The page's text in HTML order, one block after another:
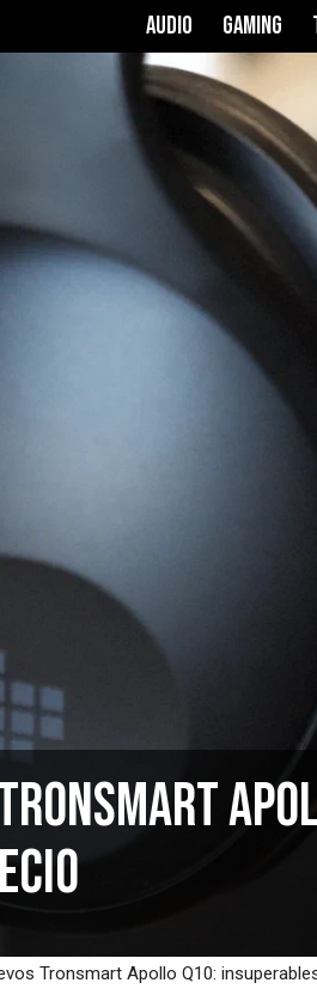
AUDIO GAMING
Tronsmart Apollo Q10: